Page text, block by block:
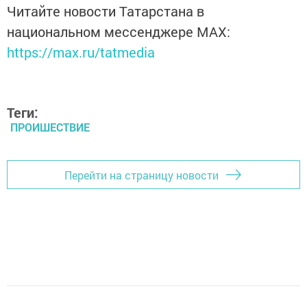
Читайте новости Татарстана в
национальном мессенджере MАХ:
https://max.ru/tatmedia
Теги:
ПРОИШЕСТВИЕ
Перейти на страницу новости